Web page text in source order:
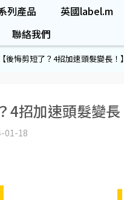
列產品 英國label.m
聯絡我們
【後悔剪短了？4招加速頭髮變長！】
4招加速頭髮變長
01-18